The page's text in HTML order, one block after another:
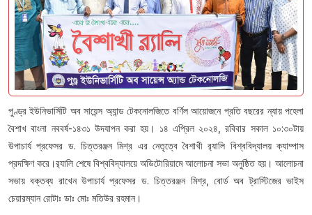
পুণ্ড্র ইউনিভার্সিটি অব সায়েন্স অ্যান্ড টেকনোলজিতে বর্ণিল আয়োজনে প্রতি বছরের ন্যায় পহেলা
বৈশাখ বাংলা নববর্ষ-১৪৩১ উদযাপন করা হয়। ১৪ এপ্রিল ২০২৪, রবিবার সকাল ১০:৩০টায়
উপাচার্য প্রফেসর ড. চিত্তরঞ্জন মিশ্র এর নেতৃত্বে বৈশাখী ‌র‌্যালি বিশ্ববিদ্যালয় ক্যাম্পাস
প্রদক্ষিণ করে।র‌্যালি শেষে বিশ্ববিদ্যালয়ে অডিটোরিয়ামে আলোচনা সভা অনুষ্ঠিত হয়। আলোচনা
সভায় বক্তব্য রাখেন উপাচার্য প্রফেসর ড. চিত্তরঞ্জন মিশ্র, বোর্ড অব ট্রাস্টিজের ভাইস
চেয়ারম্যান রোটাঃ ডাঃ মোঃ মতিউর রহমান।